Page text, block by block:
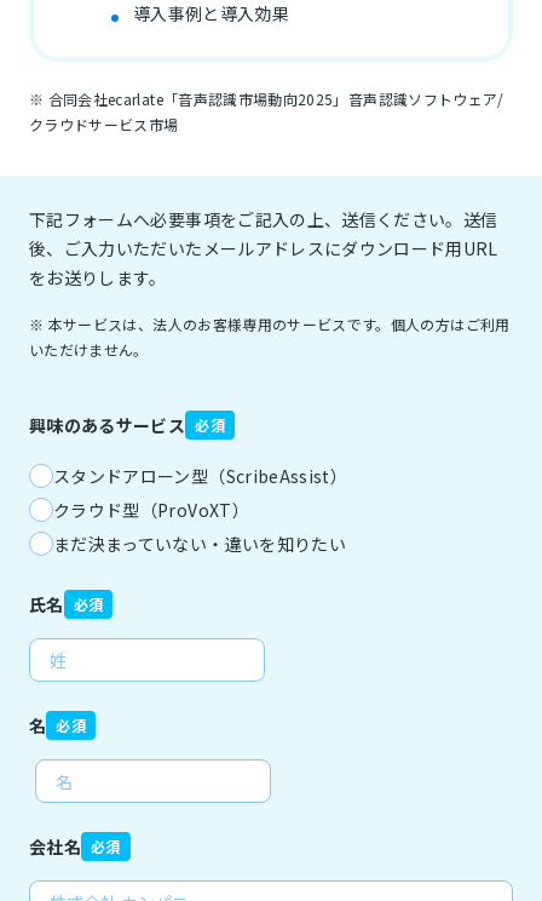
導入事例と導入効果
※ 合同会社ecarlate「音声認識市場動向2025」音声認識ソフトウェア/
クラウドサービス市場
下記フォームへ必要事項をご記入の上、送信ください。送信
後、ご入力いただいたメールアドレスにダウンロード用URL
をお送りします。
※ 本サービスは、法人のお客様専用のサービスです。個人の方はご利用
いただけません。